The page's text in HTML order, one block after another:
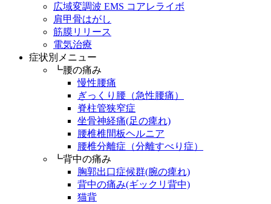
広域変調波 EMS コアレライボ
肩甲骨はがし
筋膜リリース
電気治療
症状別メニュー
┗腰の痛み
慢性腰痛
ぎっくり腰（急性腰痛）
脊柱管狭窄症
坐骨神経痛(足の痺れ)
腰椎椎間板ヘルニア
腰椎分離症（分離すべり症）
┗背中の痛み
胸郭出口症候群(腕の痺れ)
背中の痛み(ギックリ背中)
猫背